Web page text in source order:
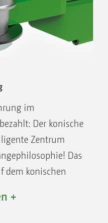
ist kein
oder das
im
Der konische
Zentrum
Das
dem konischen
+